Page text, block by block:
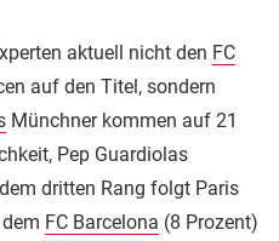
aktuell nicht den FC
auf den Titel, sondern
Münchner kommen auf 21
Pep Guardiolas
dritten Rang folgt Paris
FC Barcelona (8 Prozent)